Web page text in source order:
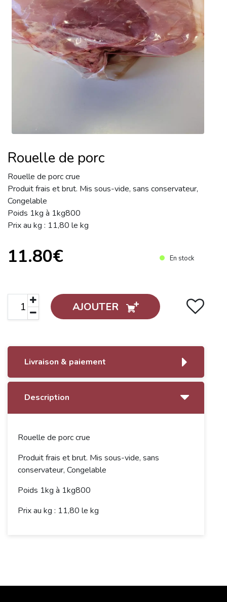
Rouelle de porc
Rouelle de porc crue
Produit frais et brut. Mis sous-vide, sans conservateur,
Congelable
Poids 1kg à 1kg800
Prix au kg : 11,80 le kg
11.80€ En stock
AJOUTER
Livraison & paiement
Description
Rouelle de porc crue
Produit frais et brut. Mis sous-vide, sans
conservateur, Congelable
Poids 1kg à 1kg800
Prix au kg : 11,80 le kg